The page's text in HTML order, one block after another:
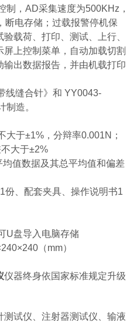
制，AD采集速度为500KHz，
断电存储；过载报警停机保
载荷、打印、测试、上行、
上控制菜单，自动加载切割
出数据报告，并由机载打印
线缝合针》和 YY0043-
制造。
大于±1%，分辩率0.001N；
大于±2%
值数据及其总平均值和偏差
份、配套夹具、操作说明书1
U盘导入电脑存储
（mm）
仪器终身依国家标准规定升级
试仪、注射器测试仪、输液